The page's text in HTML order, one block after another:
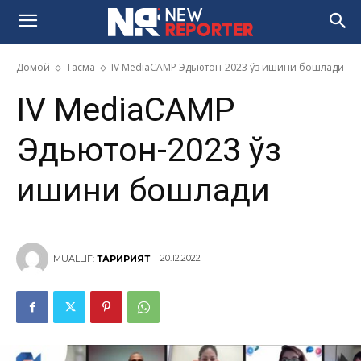
Домой Тасма IV MediaCAMP Эдьютон-2023 ўз ишини бошлади
IV MediaCAMP
Эдьютон-2023 ўз
ишини бошлади
MUALLIF: ТАҲРИРИЯТ 20.12.2022